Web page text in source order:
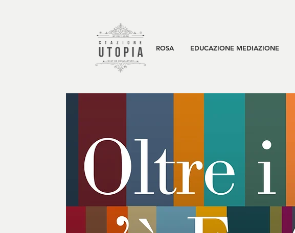
ROSA EDUCAZIONE MEDIAZIONE